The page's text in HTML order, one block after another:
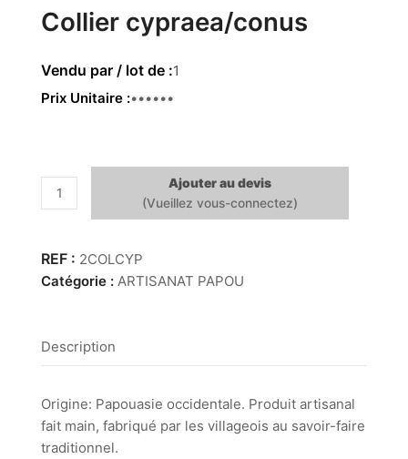
Collier cypraea/conus
1
Prix Unitaire 59.00€
quantité
de
cypraea/conus
Ajouter au devis
2COLCYP
Catégorie : ARTISANAT PAPOU
Description
Origine: Papouasie occidentale. Produit artisanal
fait main, fabriqué par les villageois au savoir-faire
traditionnel.